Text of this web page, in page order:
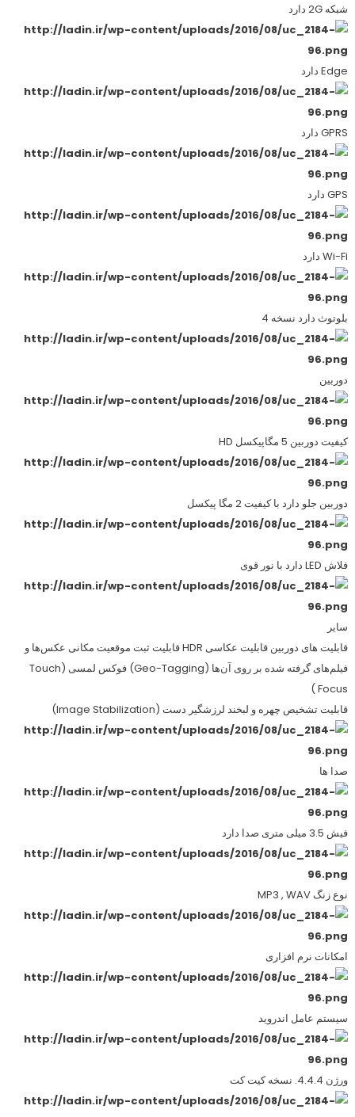
شبکه 2G دارد
Edge دارد
GPRS دارد
GPS دارد
Wi-Fi دارد
بلوتوث دارد نسخه 4
دوربین
کیفیت دوربین 5 مگاپیکسل HD
دوربین جلو دارد با کیفیت 2 مگا پیکسل
فلاش LED دارد با نور قوی
سایر
قابلیت های دوربین قابلیت عکاسی HDR قابلیت ثبت موقعیت مکانی عکس‌ها و
فیلم‌های گرفته شده بر روی آن‌ها (Geo-Tagging) فوکس لمسی (Touch
Focus )
قابلیت تشخیص چهره و لبخند لرزشگیر دست (Image Stabilization)
صدا ها
فیش 3.5 میلی متری صدا دارد
نوع زنگ MP3 , WAV
امکانات نرم افزاری
سیستم عامل اندروید
ورژن 4.4.4. نسخه کیت کت